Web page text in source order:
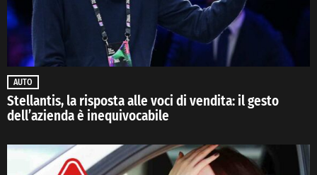
AUTO
Stellantis, la risposta alle voci di vendita: il gesto
dell’azienda è inequivocabile